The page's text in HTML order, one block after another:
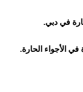
في دبي.
في الأجواء الحارة.